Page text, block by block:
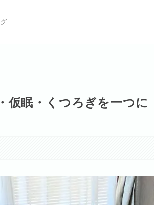
仮眠・くつろぎを一つに